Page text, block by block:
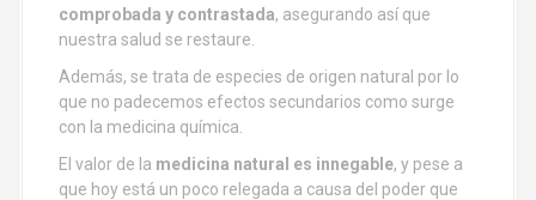
comprobada y contrastada, asegurando así que
nuestra salud se restaure.
Además, se trata de especies de origen natural por lo
que no padecemos efectos secundarios como surge
con la medicina química.
El valor de la medicina natural es innegable, y pese a
que hoy está un poco relegada a causa del poder que